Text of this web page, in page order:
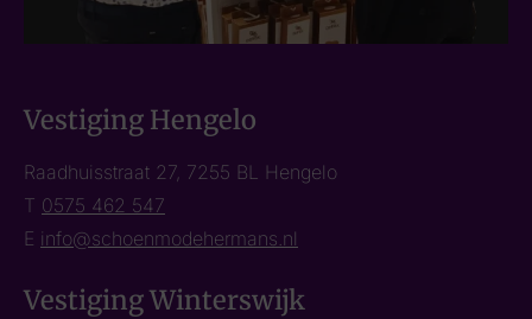
Vestiging Hengelo
Raadhuisstraat 27, 7255 BL Hengelo
T 0575 462 547
E info@schoenmodehermans.nl
Vestiging Winterswijk